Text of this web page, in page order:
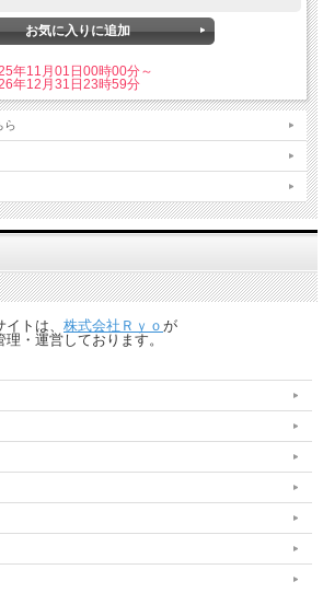
年11月01日00時00分～
年12月31日23時59分
ら
イトは、 株式会社Ｒｙｏ が
理・運営しております。